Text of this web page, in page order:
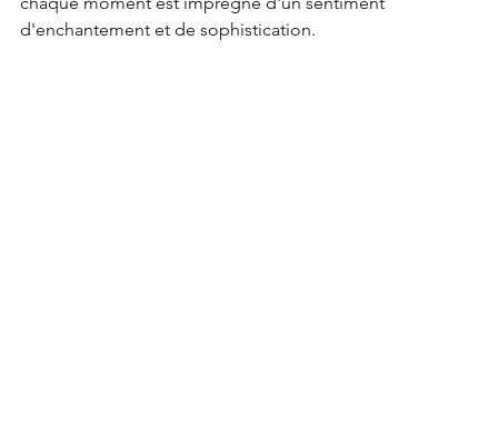
d'enchantement et de sophistication.